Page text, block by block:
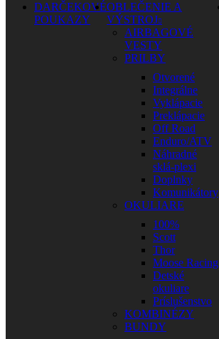
DARČEKOVÉ
POUKAZY
OBLEČENIE A
VÝSTROJ
AIRBAGOVÉ
VESTY
PRILBY
Otvorené
Integrálne
Vyklápacie
Preklápacie
Off Road
Enduro/ATV
Náhradné
sklá-plexi
Doplnky
Komunikátory
OKULIARE
100%
Scott
Thor
Moose Racing
Detské
okuliare
Príslušenstvo
KOMBINÉZY
BUNDY